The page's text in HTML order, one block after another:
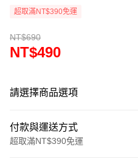
超取滿NT$390免運
NT$690
NT$490
請選擇商品選項
付款與運送方式
超取滿NT$390免運